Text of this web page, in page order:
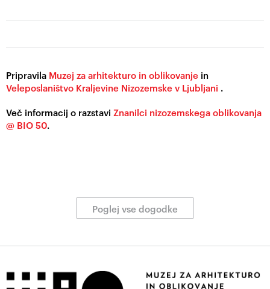
Pripravila Muzej za arhitekturo in oblikovanje in
Veleposlaništvo Kraljevine Nizozemske v Ljubljani .
Več informacij o razstavi Znanilci nizozemskega oblikovanja
@ BIO 50.
Poglej vse dogodke